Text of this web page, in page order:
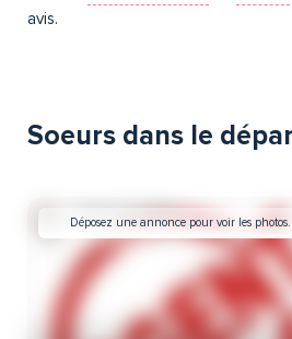
avis.
Soeurs dans le
Déposez une annonce pour voir les photos.